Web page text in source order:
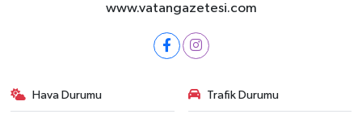
www.vatangazetesi.com
Hava Durumu Trafik Durumu